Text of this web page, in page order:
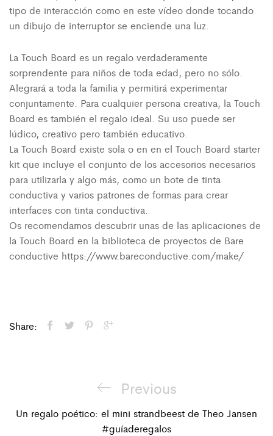
tipo de interacción como en este vídeo donde tocando
un dibujo de interruptor se enciende una luz.
La Touch Board es un regalo verdaderamente
sorprendente para niños de toda edad, pero no sólo.
Alegrará a toda la familia y permitirá experimentar
conjuntamente. Para cualquier persona creativa, la Touch
Board es también el regalo ideal. Su uso puede ser
lúdico, creativo pero también educativo.
La Touch Board existe sola o en en el Touch Board starter
kit que incluye el conjunto de los accesorios necesarios
para utilizarla y algo más, como un bote de tinta
conductiva y varios patrones de formas para crear
interfaces con tinta conductiva.
Os recomendamos descubrir unas de las aplicaciones de
la Touch Board en la biblioteca de proyectos de Bare
conductive https://www.bareconductive.com/make/
Share:
Navegación
Previous
Post
Previous
Un regalo poético: el mini strandbeest de Theo Jansen
#guíaderegalos